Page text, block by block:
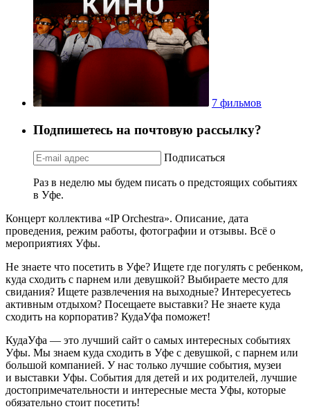
7 фильмов
Подпишетесь на почтовую рассылку?
Подписаться
Раз в неделю мы будем писать о предстоящих событиях
в Уфе.
Концерт коллектива «IP Orchestra». Описание, дата
проведения, режим работы, фотографии и отзывы. Всё о
мероприятиях Уфы.
Не знаете что посетить в Уфе? Ищете где погулять с ребенком,
куда сходить с парнем или девушкой? Выбираете место для
свидания? Ищете развлечения на выходные? Интересуетесь
активным отдыхом? Посещаете выставки? Не знаете куда
сходить на корпоратив? КудаУфа поможет!
КудаУфа — это лучший сайт о самых интересных событиях
Уфы. Мы знаем куда сходить в Уфе с девушкой, с парнем или
большой компанией. У нас только лучшие события, музеи
и выставки Уфы. События для детей и их родителей, лучшие
достопримечательности и интересные места Уфы, которые
обязательно стоит посетить!